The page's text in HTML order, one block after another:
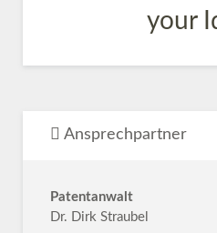
your
Ansprechpartner
Patentanwalt
Dr. Dirk Straubel